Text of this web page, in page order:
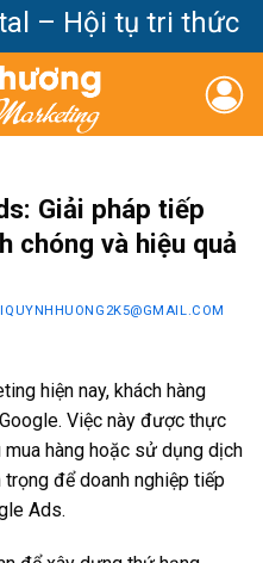
Hội tụ tri thức
Giải pháp tiếp
chóng và hiệu quả
hiện nay, khách hàng
Việc này được thực
hàng hoặc sử dụng dịch
để doanh nghiệp tiếp
Ads.